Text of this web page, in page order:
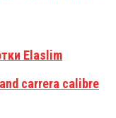
Elaslim
carrera calibre